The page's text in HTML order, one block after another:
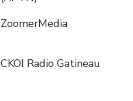
ZoomerMedia
CKOI Radio Gatineau